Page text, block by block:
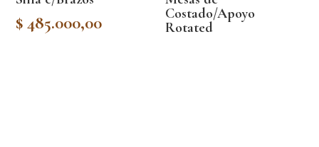
$ 485.000,00
Costado/Apoyo
Rotated